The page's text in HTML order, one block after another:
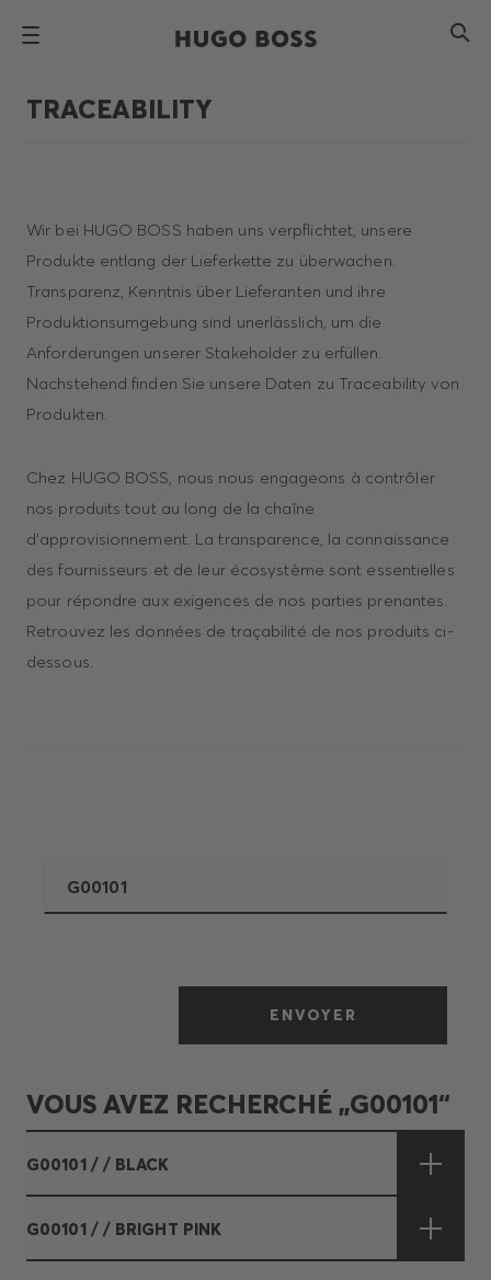
TRACEABILITY
Wir bei HUGO BOSS haben uns verpflichtet, unsere
Produkte entlang der Lieferkette zu überwachen.
Transparenz, Kenntnis über Lieferanten und ihre
Produktionsumgebung sind unerlässlich, um die
Anforderungen unserer Stakeholder zu erfüllen.
Nachstehend finden Sie unsere Daten zu Traceability von
Produkten.
Chez HUGO BOSS, nous nous engageons à contrôler
nos produits tout au long de la chaîne
d'approvisionnement. La transparence, la connaissance
des fournisseurs et de leur écosystème sont essentielles
pour répondre aux exigences de nos parties prenantes.
Retrouvez les données de traçabilité de nos produits ci-
dessous.
ENVOYER
VOUS AVEZ RECHERCHÉ „G00101“
G00101 / / BLACK
G00101 / / BRIGHT PINK